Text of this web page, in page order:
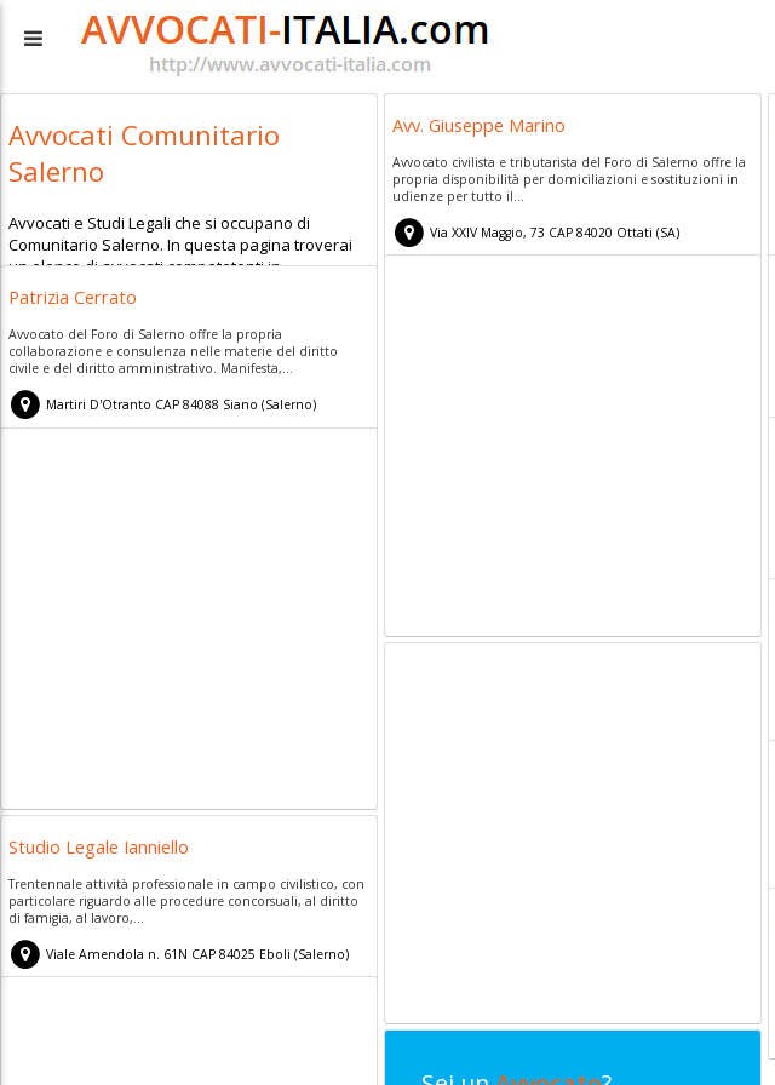
Avvocati Comunitario
Salerno
Avvocati e Studi Legali che si occupano di
Comunitario Salerno. In questa pagina troverai
un elenco di avvocati competetenti in
Comunitario Salerno.
Avv. Giuseppe Marino
Avvocato civilista e tributarista del Foro di Salerno offre la
propria disponibilità per domiciliazioni e sostituzioni in
udienze per tutto il...
Via XXIV Maggio, 73 CAP 84020 Ottati (SA)
Patrizia Cerrato
Avvocato del Foro di Salerno offre la propria
collaborazione e consulenza nelle materie del diritto
civile e del diritto amministrativo. Manifesta,...
Martiri D'Otranto CAP 84088 Siano (Salerno)
Studio Legale Ianniello
Trentennale attività professionale in campo civilistico, con
particolare riguardo alle procedure concorsuali, al diritto
di famigia, al lavoro,...
Viale Amendola n. 61N CAP 84025 Eboli (Salerno)